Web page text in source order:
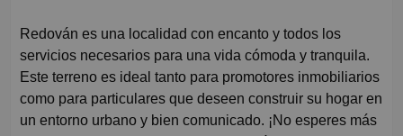
Redován es una localidad con encanto y todos los
servicios necesarios para una vida cómoda y tranquila.
Este terreno es ideal tanto para promotores inmobiliarios
como para particulares que deseen construir su hogar en
un entorno urbano y bien comunicado. ¡No esperes más